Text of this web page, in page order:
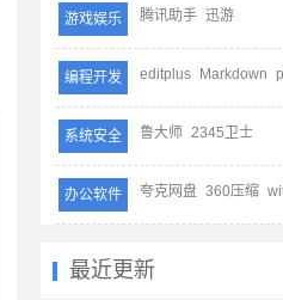
游戏娱乐 腾讯助手 迅游
编程开发 editplus Markdown
系统安全 鲁大师 2345卫士
办公软件 夸克网盘 360压缩
最近更新